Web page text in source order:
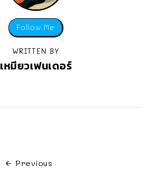
Follow Me
WRITTEN BY
เหมียวเฟนเดอร์
Previous